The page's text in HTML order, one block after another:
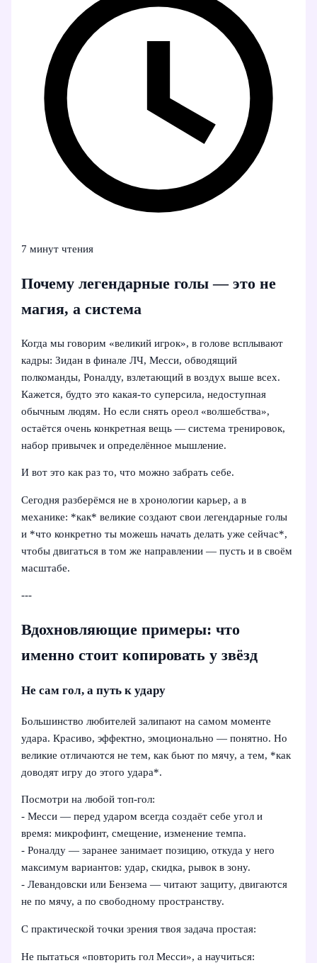
7 минут чтения
Почему легендарные голы — это не
магия, а система
Когда мы говорим «великий игрок», в голове всплывают
кадры: Зидан в финале ЛЧ, Месси, обводящий
полкоманды, Роналду, взлетающий в воздух выше всех.
Кажется, будто это какая‑то суперсила, недоступная
обычным людям. Но если снять ореол «волшебства»,
остаётся очень конкретная вещь — система тренировок,
набор привычек и определённое мышление.
И вот это как раз то, что можно забрать себе.
Сегодня разберёмся не в хронологии карьер, а в
механике: *как* великие создают свои легендарные голы
и *что конкретно ты можешь начать делать уже сейчас*,
чтобы двигаться в том же направлении — пусть и в своём
масштабе.
---
Вдохновляющие примеры: что
именно стоит копировать у звёзд
Не сам гол, а путь к удару
Большинство любителей залипают на самом моменте
удара. Красиво, эффектно, эмоционально — понятно. Но
великие отличаются не тем, как бьют по мячу, а тем, *как
доводят игру до этого удара*.
Посмотри на любой топ‑гол:
- Месси — перед ударом всегда создаёт себе угол и
время: микрофинт, смещение, изменение темпа.
- Роналду — заранее занимает позицию, откуда у него
максимум вариантов: удар, скидка, рывок в зону.
- Левандовски или Бензема — читают защиту, двигаются
не по мячу, а по свободному пространству.
С практической точки зрения твоя задача простая:
Не пытаться «повторить гол Месси», а научиться: